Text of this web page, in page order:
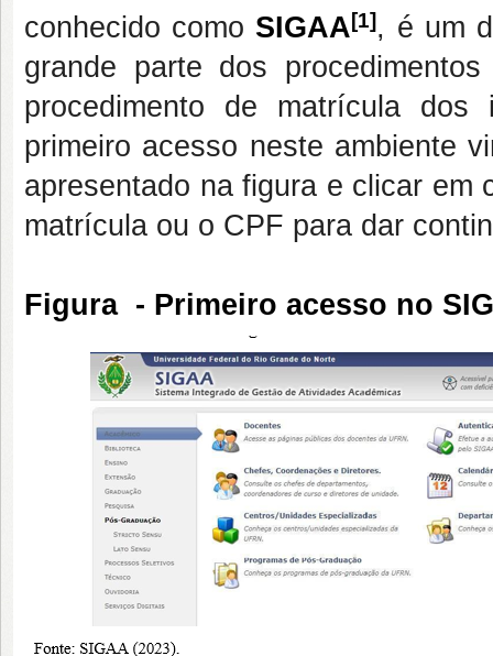
conhecido como SIGAA[1] , é um
grande parte dos
procedimento de matrícula
primeiro acesso neste ambiente
apresentado na figura e clicar em
matrícula ou o CPF para dar
Figura - Primeiro acesso no